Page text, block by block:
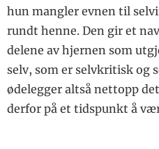
hun mangler evnen til
rundt henne. Den gir et
delene av hjernen som
selv, som er selvkritisk og
ødelegger altså nettopp
derfor på et tidspunkt å